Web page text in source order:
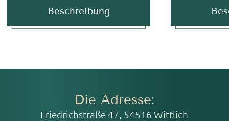
Beschreibung
Die Adresse:
Friedrichstraße 47, 54516 Wittlich